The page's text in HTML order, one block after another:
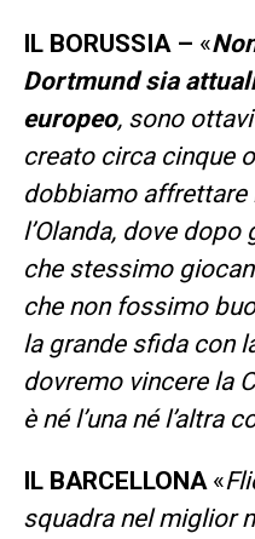
IL BORUSSIA – «
Dortmund sia
europeo, sono
creato circa cinque
dobbiamo affrettare
l’Olanda, dove
che stessimo
che non fossimo
la grande sfida con
dovremo vincere la
è né l’una né l’altra
IL BARCELLONA «
squadra nel miglior